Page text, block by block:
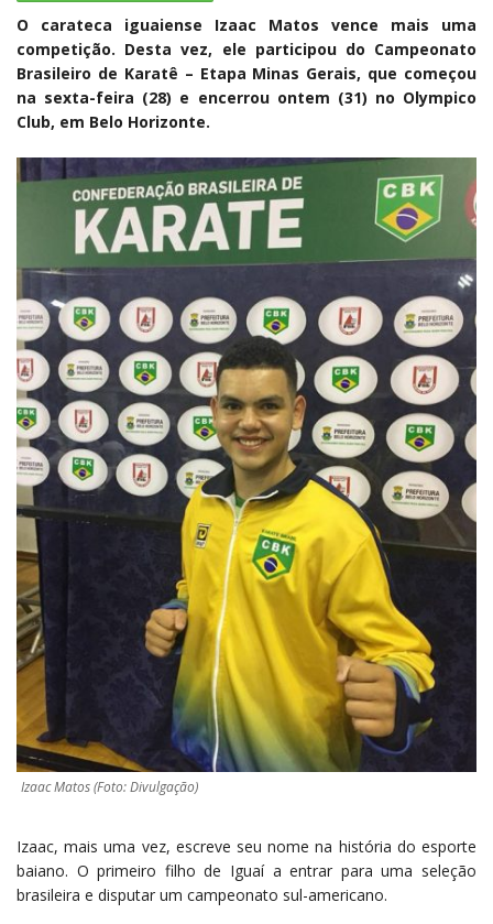
O carateca iguaiense Izaac Matos vence mais uma
competição. Desta vez, ele participou do Campeonato
Brasileiro de Karatê – Etapa Minas Gerais, que começou
na sexta-feira (28) e encerrou ontem (31) no Olympico
Club, em Belo Horizonte.
Izaac Matos (Foto: Divulgação)
Izaac, mais uma vez, escreve seu nome na história do esporte
baiano. O primeiro filho de Iguaí a entrar para uma seleção
brasileira e disputar um campeonato sul-americano.